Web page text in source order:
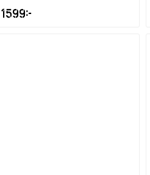
1599kr